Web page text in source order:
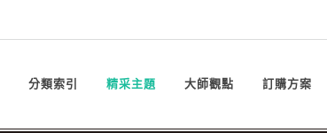
分類索引 精采主題 大師觀點 訂購方案